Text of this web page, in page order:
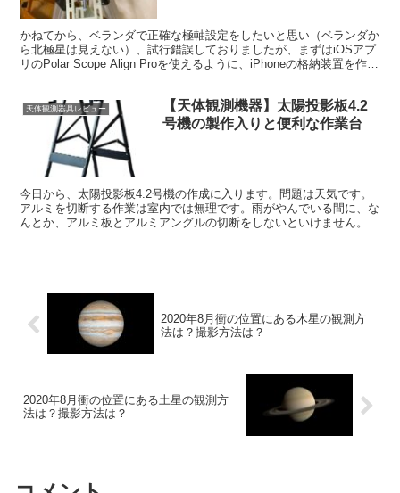
かねてから、ベランダで正確な極軸設定をしたいと思い（ベランダか
ら北極星は見えない）、試行錯誤しておりましたが、まずはiOSアプ
リのPolar Scope Align Proを使えるように、iPhoneの格納装置を作成
天体観測器具レビュー
【天体観測機器】太陽投影板4.2
号機の製作入りと便利な作業台
今日から、太陽投影板4.2号機の作成に入ります。問題は天気です。
アルミを切断する作業は室内では無理です。雨がやんでいる間に、な
んとか、アルミ板とアルミアングルの切断をしないといけません。
2020年8月衝の位置にある木星の観測方
法は？撮影方法は？
2020年8月衝の位置にある土星の観測方
法は？撮影方法は？